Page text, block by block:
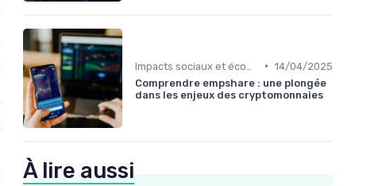
• 14/04/2025
Comprendre empshare : une plongée
dans les enjeux des cryptomonnaies
À lire aussi